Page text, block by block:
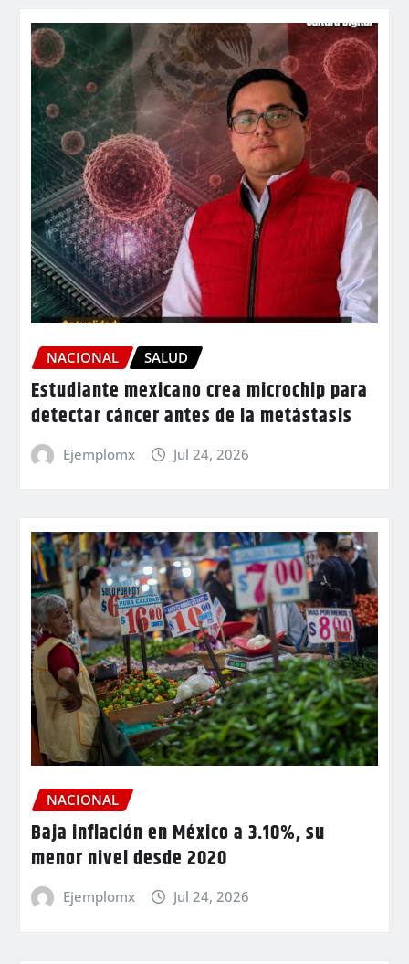
NACIONAL SALUD
Estudiante mexicano crea microchip para
detectar cáncer antes de la metástasis
Ejemplomx Jul 24, 2026
NACIONAL
Baja inflación en México a 3.10%, su
menor nivel desde 2020
Ejemplomx Jul 24, 2026